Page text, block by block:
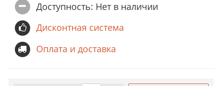
Доступность: Нет в наличии
Дисконтная система
Оплата и доставка